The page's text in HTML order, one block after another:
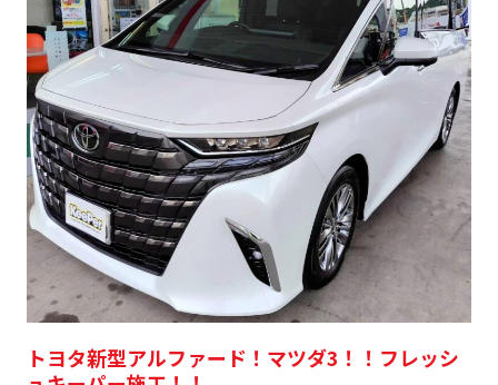
トヨタ新型アルファード！マツダ3！！フレッシ